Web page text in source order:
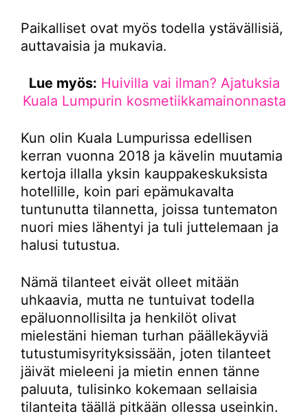
Paikalliset ovat myös todella ystävällisiä,
auttavaisia ja mukavia.
Lue myös: Huivilla vai ilman? Ajatuksia
Kuala Lumpurin kosmetiikkamainonnasta
Kun olin Kuala Lumpurissa edellisen
kerran vuonna 2018 ja kävelin muutamia
kertoja illalla yksin kauppakeskuksista
hotellille, koin pari epämukavalta
tuntunutta tilannetta, joissa tuntematon
nuori mies lähentyi ja tuli juttelemaan ja
halusi tutustua.
Nämä tilanteet eivät olleet mitään
uhkaavia, mutta ne tuntuivat todella
epäluonnollisilta ja henkilöt olivat
mielestäni hieman turhan päällekäyviä
tutustumisyrityksissään, joten tilanteet
jäivät mieleeni ja mietin ennen tänne
paluuta, tulisinko kokemaan sellaisia
tilanteita täällä pitkään ollessa useinkin.